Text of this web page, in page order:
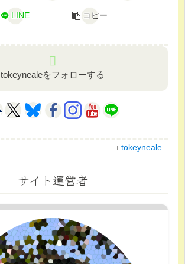
LINE コピー
tokeynealeをフォローする
tokeyneale
サイト運営者